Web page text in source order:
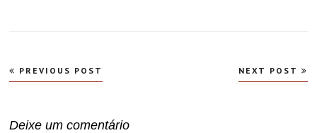
Navegação
de
PREVIOUS POST NEXT POST
Deixe um comentário